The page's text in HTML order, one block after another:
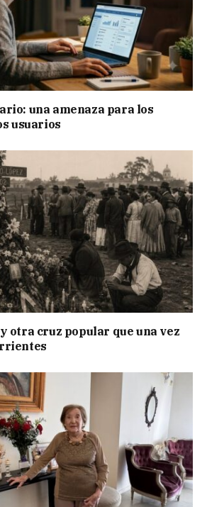
una amenaza para los
usuarios
otra cruz popular que una vez